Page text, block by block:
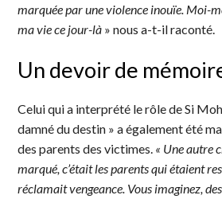
marquée par une violence inouïe. Moi-
ma vie ce jour-là » nous a-t-il raconté.
Un devoir de
Celui qui a interprété le rôle de Si
damné du destin » a également été
des parents des victimes. « Une autre
marqué, c’était les parents qui étaient
réclamait vengeance. Vous imaginez,